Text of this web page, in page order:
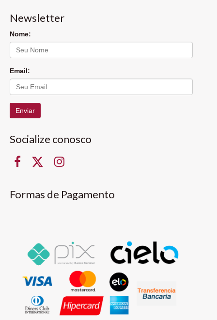
Newsletter
Nome:
Email:
Enviar
Socialize conosco
Formas de Pagamento